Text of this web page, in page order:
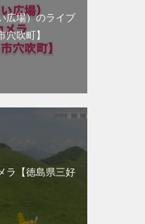
広場）のライブ
穴吹町】
ラ【徳島県三好